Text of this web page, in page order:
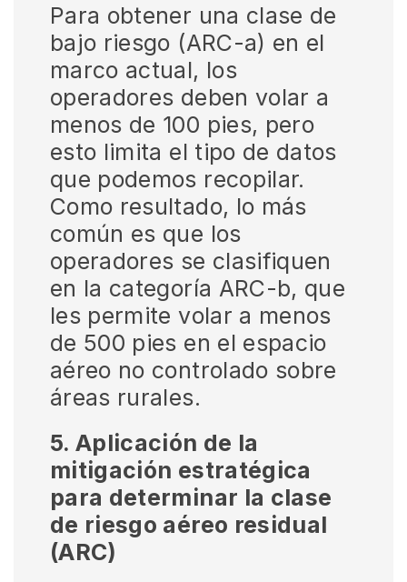
Para obtener una clase de
bajo riesgo (ARC-a) en el
marco actual, los
operadores deben volar a
menos de 100 pies, pero
esto limita el tipo de datos
que podemos recopilar.
Como resultado, lo más
común es que los
operadores se clasifiquen
en la categoría ARC-b, que
les permite volar a menos
de 500 pies en el espacio
aéreo no controlado sobre
áreas rurales.
5. Aplicación de la
mitigación estratégica
para determinar la clase
de riesgo aéreo residual
(ARC)